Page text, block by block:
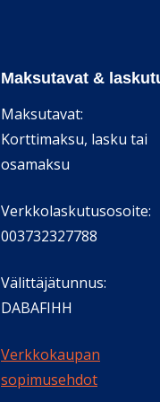
Maksutavat &
Maksutavat:
Korttimaksu, lasku tai
osamaksu
Verkkolaskutusosoite:
003732327788
Välittäjätunnus:
DABAFIHH
Verkkokaupan
sopimusehdot